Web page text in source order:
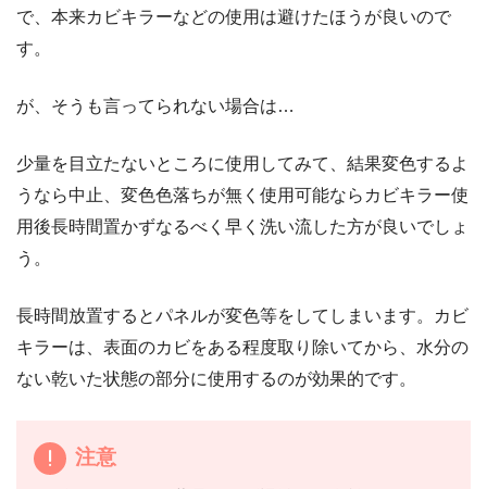
で、本来カビキラーなどの使用は避けたほうが良いので
す。
が、そうも言ってられない場合は…
少量を目立たないところに使用してみて、結果変色するよ
うなら中止、変色色落ちが無く使用可能ならカビキラー使
用後長時間置かずなるべく早く洗い流した方が良いでしょ
う。
長時間放置するとパネルが変色等をしてしまいます。カビ
キラーは、表面のカビをある程度取り除いてから、水分の
ない乾いた状態の部分に使用するのが効果的です。
注意